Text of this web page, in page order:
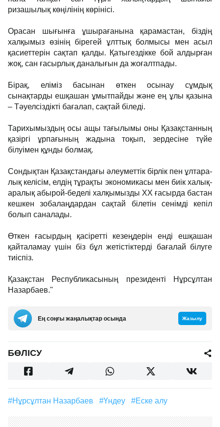
ризашылық көңілінің көрінісі.
Орасан шығынға ұшырағанына қара­мастан, біздің
халқымыз өзінің бірегей ұлттық болмысы мен асыл
қасиет­терін сақтап қалды. Қа­ты­гездікке бой алдырған
жоқ, сан ға­сырлық даналығын да жоғалтпады.
Бірақ, еліміз басынан өткен осынау сұмдық
сынақтарды ешқашан ұмытпайды және ең ұлы қазына
– Тәуелсіздікті ба­ғалап, сақтай біледі.
Тарихымыздың осы ащы тағы­лымы оны Қазақстанның
қазір­­гі ұрпағының жадына тоқып, зер­десіне түйе
білуімен құн­ды болмақ.
Сондықтан Қазақстандағы әлеу­меттік бірлік пен ұлт­ара­
лық келісім, елдің тұрақты экономикасы мен биік халық­
ара­лық абырой-бе­де­лі халқымызды ХХ ғасырда бас­тан
кешкен зобалаңдардан сақ­тай білетін сенімді кепіл
болып сана­лады.
Өткен ғасырдың қасіретті кезең­дерін енді ешқашан
қайталамау үшін біз бұл жетістіктерді бағалай білуге
тиіспіз.
Қазақстан Республикасының президенті Нұрсұлтан
Назарбаев."
Ең соңғы жаңалықтар осында Жазылу
БӨЛІСУ
#Нұрсұлтан Назарбаев #үндеу #еске алу